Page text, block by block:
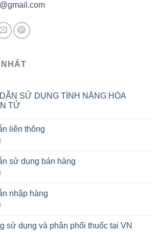
SỬ DỤNG TÍNH NĂNG HÓA
TỬ
liên thông
on
dẫn sử dụng bán hàng
on
dẫn
hàng
nhập hàng
on
nhập
sử dụng và phân phối thuốc tại VN